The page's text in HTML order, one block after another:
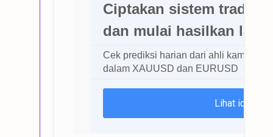
Ciptakan sistem trading
dan mulai hasilkan laba!
Cek prediksi harian dari ahli kami
dalam XAUUSD dan EURUSD
Lihat ide